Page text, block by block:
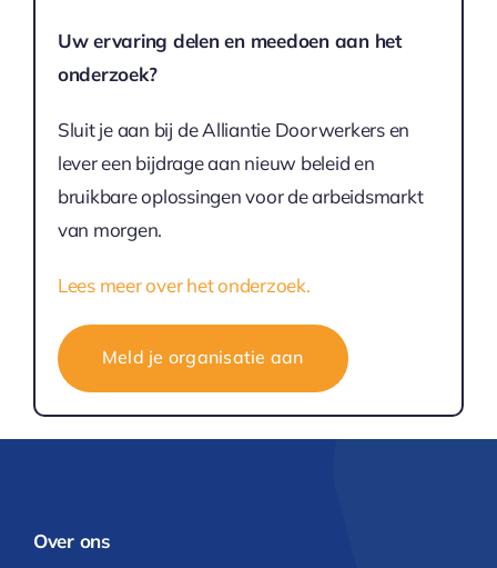
Uw ervaring delen en meedoen aan het
onderzoek?
Sluit je aan bij de Alliantie Doorwerkers en
lever een bijdrage aan nieuw beleid en
bruikbare oplossingen voor de arbeidsmarkt
van morgen.
Lees meer over het onderzoek.
Meld je organisatie aan
Over ons